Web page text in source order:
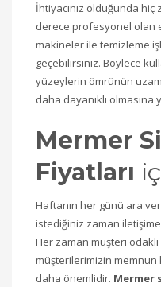
İhtiyacınız olduğunda
derece profesyonel olan
makineler ile temizleme
geçebilirsiniz. Böylece
yüzeylerin ömrünün
daha dayanıklı olmasına
Mermer
Fiyatları
Haftanın her günü ara
istediğiniz zaman
Her zaman müşteri odaklı
müşterilerimizin memnun
daha önemlidir. Mermer